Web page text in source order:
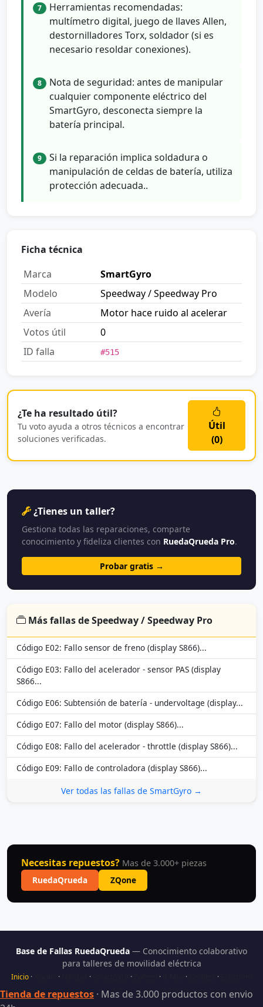
7
Herramientas recomendadas:
multímetro digital, juego de llaves Allen,
destornilladores Torx, soldador (si es
necesario resoldar conexiones).
8
Nota de seguridad: antes de manipular
cualquier componente eléctrico del
SmartGyro, desconecta siempre la
batería principal.
9
Si la reparación implica soldadura o
manipulación de celdas de batería, utiliza
protección adecuada..
Ficha técnica
Marca
SmartGyro
Modelo
Speedway / Speedway Pro
Avería
Motor hace ruido al acelerar
Votos útil
0
ID falla
#515
¿Te ha resultado útil?
Tu voto ayuda a otros técnicos a encontrar
soluciones verificadas.
Útil
(0)
¿Tienes un taller?
Gestiona todas las reparaciones, comparte
conocimiento y fideliza clientes con RuedaQrueda Pro.
Probar gratis →
Más fallas de Speedway / Speedway Pro
Código E02: Fallo sensor de freno (display S866)...
Código E03: Fallo del acelerador - sensor PAS (display
S866...
Código E06: Subtensión de batería - undervoltage (display...
Código E07: Fallo del motor (display S866)...
Código E08: Fallo del acelerador - throttle (display S866)...
Código E09: Fallo de controladora (display S866)...
Ver todas las fallas de SmartGyro →
Necesitas repuestos? Mas de 3.000+ piezas
RuedaQrueda
ZQone
Base de Fallas RuedaQrueda — Conocimiento colaborativo
para talleres de movilidad eléctrica
Inicio · · · · · · ·
Tienda de repuestos · Mas de 3.000 productos con envio